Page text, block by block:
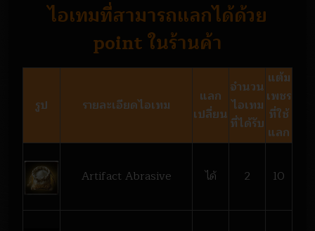
ไอเทมที่สามารถแลกได้ด้วย
point ในร้านค้า
รูป รายละเอียดไอเทม
แลก
เปลี่ยน
จำนวน
ไอเทม
ที่ได้รับ
แต้ม
เพชร
ที่ใช้
แลก
Artifact Abrasive ได้ 2 10